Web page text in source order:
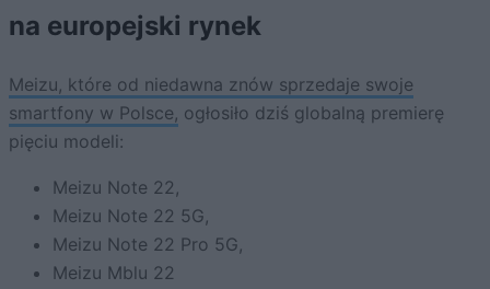
na europejski rynek
Meizu, które od niedawna znów sprzedaje swoje
smartfony w Polsce, ogłosiło dziś globalną premierę
pięciu modeli:
Meizu Note 22,
Meizu Note 22 5G,
Meizu Note 22 Pro 5G,
Meizu Mblu 22